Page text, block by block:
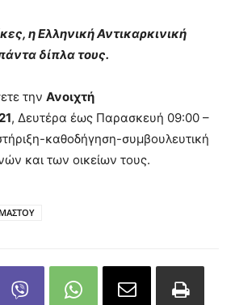
η Ελληνική Αντικαρκινική
δίπλα τους.
την Ανοιχτή
, Δευτέρα έως Παρασκευή 09:00 –
καθοδήγηση-συμβουλευτική
και των οικείων τους.